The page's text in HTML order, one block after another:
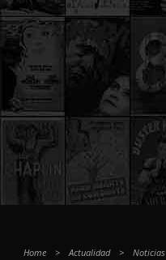
Home > Actualidad > Noticias